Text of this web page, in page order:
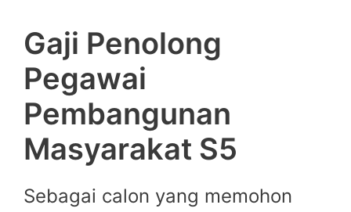
Gaji Penolong
Pegawai
Pembangunan
Masyarakat S5
Sebagai calon yang memohon